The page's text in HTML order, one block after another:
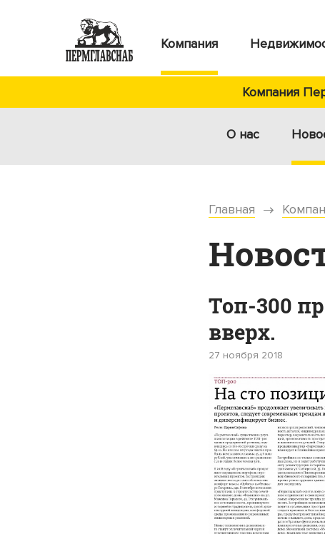
Компания
Компания
О нас
Главная
Топ-300
вверх.
27 ноября 2018